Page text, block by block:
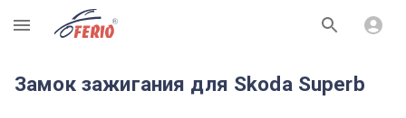
R
Замок зажигания для Skoda Superb